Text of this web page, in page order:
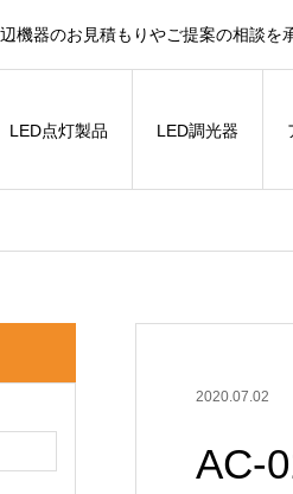
機器のお見積もりやご提案の相談を
LED点灯製品 LED調光器
2020.07.02
AC-